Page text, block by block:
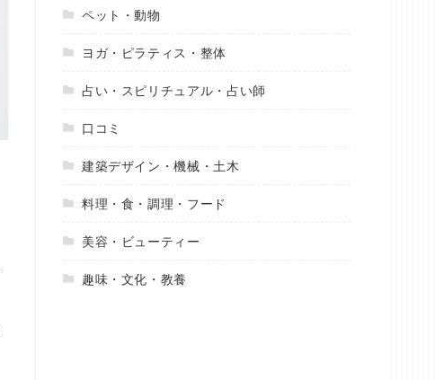
ペット・動物
ヨガ・ピラティス・整体
占い・スピリチュアル・占い師
口コミ
建築デザイン・機械・土木
料理・食・調理・フード
美容・ビューティー
趣味・文化・教養